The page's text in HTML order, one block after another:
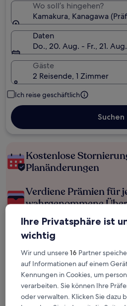
Wo soll’s hingehen?
Kamakura, Kanagawa
Daten
Do., 20. Aug. - Fr., 21. Aug.
Gäste
2 Reisende, 1 Zimmer
Ich reise geschäftlich
Suchen
Kostenlose
Planänderungen
Verdiene Prämien für
wahrgenommene
Mehr sparen mit
Überprüfe die Preise für
Heute
6. Aug. - 7. Aug.
Ihre Privatsphäre ist
wichtig
Wir und unsere16 Partner
auf Informationen auf einem
Kennungen in Cookies, um
verarbeiten. Sie können Ihre
oder verwalten. Klicken Sie dazu